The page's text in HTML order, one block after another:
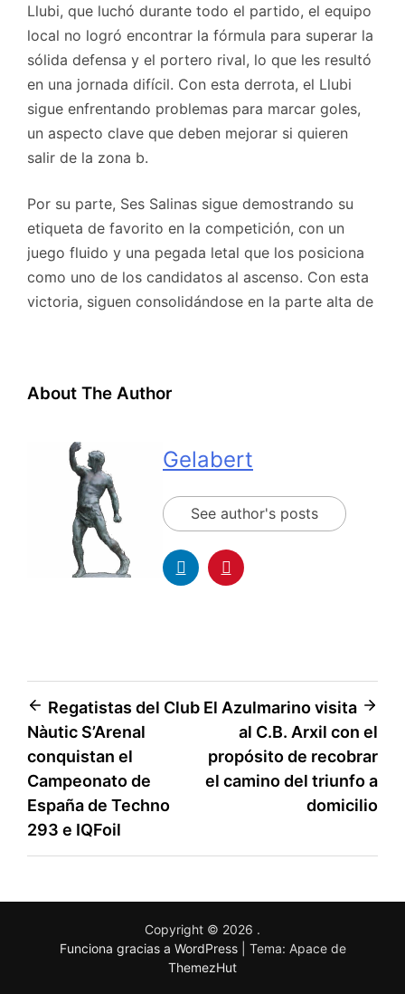
Llubi, que luchó durante todo el partido, el equipo
local no logró encontrar la fórmula para superar la
sólida defensa y el portero rival, lo que les resultó
en una jornada difícil. Con esta derrota, el Llubi
sigue enfrentando problemas para marcar goles,
un aspecto clave que deben mejorar si quieren
salir de la zona b.
Por su parte, Ses Salinas sigue demostrando su
etiqueta de favorito en la competición, con un
juego fluido y una pegada letal que los posiciona
como uno de los candidatos al ascenso. Con esta
victoria, siguen consolidándose en la parte alta de
About The Author
Gelabert
See author's posts
Regatistas del Club
Nàutic S’Arenal
conquistan el
Campeonato de
España de Techno
293 e IQFoil
El Azulmarino visita
al C.B. Arxil con el
propósito de recobrar
el camino del triunfo a
domicilio
Copyright © 2026 .
Funciona gracias a WordPress
Tema: Apace de
ThemezHut